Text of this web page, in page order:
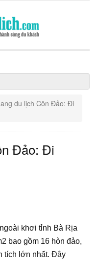
du lịch Côn Đảo: Đi
Đảo: Đi
khơi tỉnh Bà Rịa
bao gồm 16 hòn đảo,
tích lớn nhất. Đây